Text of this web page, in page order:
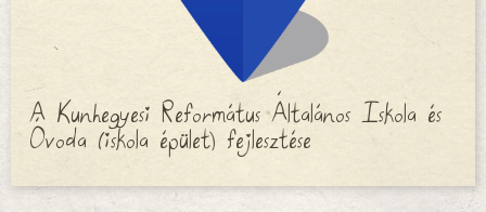
A Kunhegyesi Református Általános Iskola és
Óvoda (iskola épület) fejlesztése